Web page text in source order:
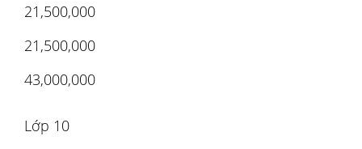
21,500,000
21,500,000
43,000,000
Lớp 10